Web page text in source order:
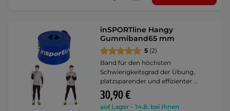
inSPORTline Hangy
Gummiband65 mm
5 (2)
Band für den höchsten
Schwierigkeitsgrad der Übung,
platzsparender und effizienter …
30,90 €
auf Lager – 14.8. bei Ihnen